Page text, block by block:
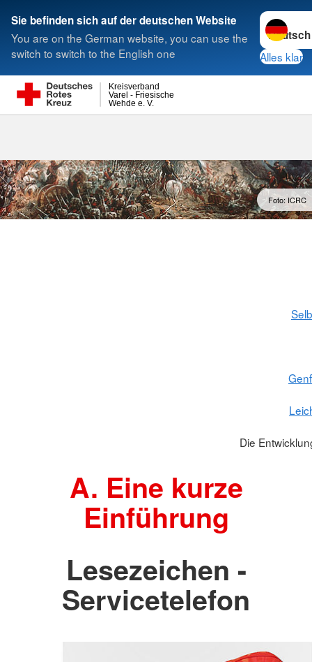
Sie befinden sich auf der deutschen Website
You are on the German website, you can use the
switch to switch to the English one
Sprache
Alles klar
Wehde e. V.
Varel - Friesische
Kreisverband
Suche
Foto: ICRC
Die
A. Eine kurze
Einführung
Lesezeichen -
Servicetelefon